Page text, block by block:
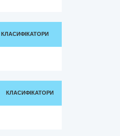
КЛАСИФІКАТОРИ
КЛАСИФІКАТОРИ